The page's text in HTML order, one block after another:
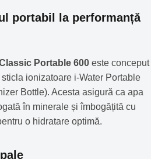
portabil la performanță
Portable 600 este conceput
ionizatoare i-Water Portable
Bottle). Acesta asigură ca apa
în minerale și îmbogățită cu
o hidratare optimă.